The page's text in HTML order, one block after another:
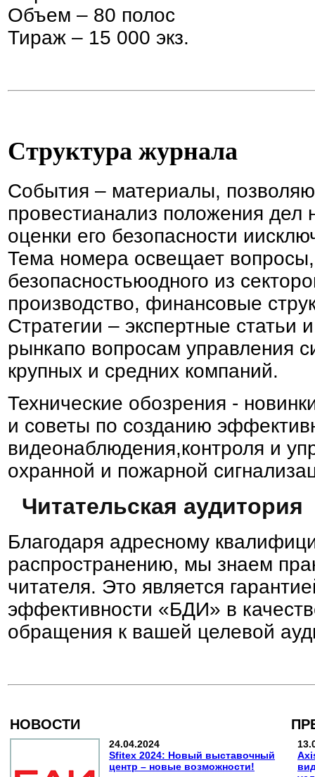
Объем – 80 полос
Тираж – 15 000 экз.
Структура журнала
События – материалы,
провестианализ положения дел
оценки его безопасности
Тема номера освещает
безопасностьюодного из
производство, финансовые
Стратегии – экспертные статьи
рынкапо вопросам управления
крупных и средних компаний.
Технические обозрения -
и советы по созданию
видеонаблюдения,контроля и
охранной и пожарной
Читательская аудитория
Благодаря адресному
распространению, мы знаем
читателя. Это является
эффективности «БДИ» в
обращения к вашей целевой
НОВОСТИ
24.04.2024
Sfitex 2024: Новый выставочный
центр – новые возможности!